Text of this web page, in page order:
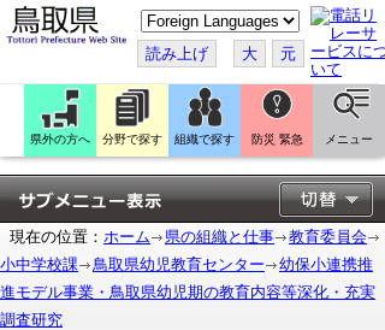
こ
の
ペ
ー
ジ
翻
訳
す
る
読み上げ 大 元
県外の方へ 分野で探す 組織で探す 防災 緊急 メニュー
現在の位置： ホーム 県の組織と仕事
教育委員会
小中学校課
鳥取県幼児教育センター
幼保小連携推
進モデル事業・鳥取県幼児期の教育内容等深化・充実
調査研究